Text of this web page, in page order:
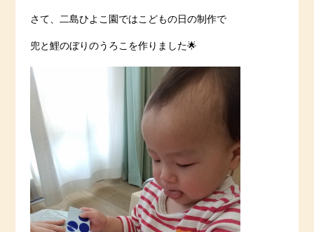
さて、二島ひよこ園ではこどもの日の制作で
兜と鯉のぼりのうろこを作りました🌟